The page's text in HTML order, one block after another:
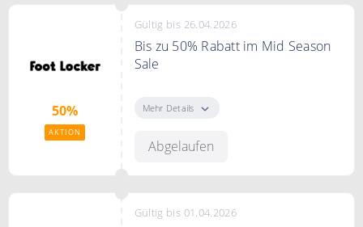
50%
AKTION
Gültig bis 26.04.2026
Bis zu 50% Rabatt im Mid Season
Sale
sparen
Bedingungen
*Es gelten Ausnahmen
Mehr Details
Abgelaufen
Gültig bis 01.04.2026